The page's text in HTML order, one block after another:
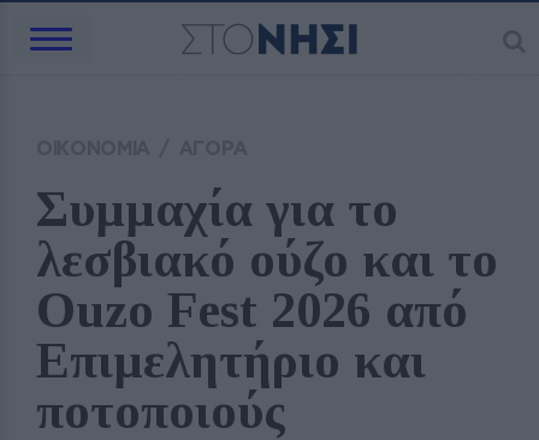
Συμμαχία για το
λεσβιακό ούζο και το
Ouzo Fest 2026 από
Επιμελητήριο και
ποτοποιούς